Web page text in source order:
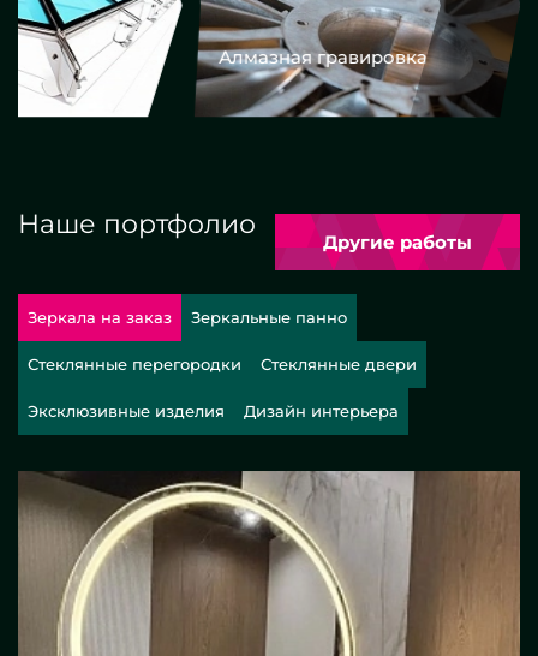
Алмазная гравировка
Наше портфолио
Другие работы
Зеркала на заказ Зеркальные панно
Стеклянные перегородки Стеклянные двери
Эксклюзивные изделия Дизайн интерьера